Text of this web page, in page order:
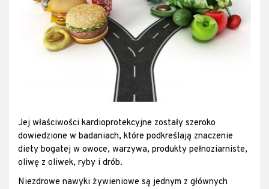
Jej właściwości kardioprotekcyjne zostały szeroko
dowiedzione w badaniach, które podkreślają znaczenie
diety bogatej w owoce, warzywa, produkty pełnoziarniste,
oliwę z oliwek, ryby i drób.
Niezdrowe nawyki żywieniowe są jednym z głównych